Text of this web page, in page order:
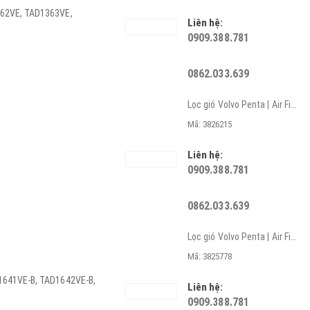
TAD1363VE,
B, TAD1642VE-B,
Liên hệ:
0909.388.781
0862.033.639
Mã: 3826215
Liên hệ:
0909.388.781
0862.033.639
Mã: 3825778
Liên hệ:
0909.388.781